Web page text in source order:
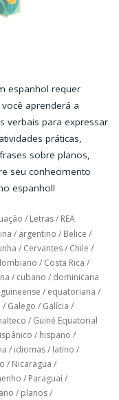
espanhol requer
aprenderá a
verbais para expressar
práticas,
sobre planos,
seu conhecimento
espanhol!
/ Letras/ REA
/ argentino / Belice /
/ Cervantes/ Chile /
/ Costa Rica /
/ cubano / dominicana
/ equatoriana /
/ Galego / Galícia /
/ Guiné Equatorial
/ hispano /
/ idiomas/ latino /
/ Nicaragua /
/ Paraguai /
/ planos/